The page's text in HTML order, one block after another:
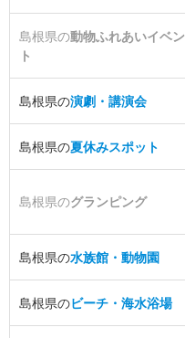
島根県の動物ふれあいイベン
ト
島根県の演劇・講演会
島根県の夏休みスポット
島根県のグランピング
島根県の水族館・動物園
島根県のビーチ・海水浴場